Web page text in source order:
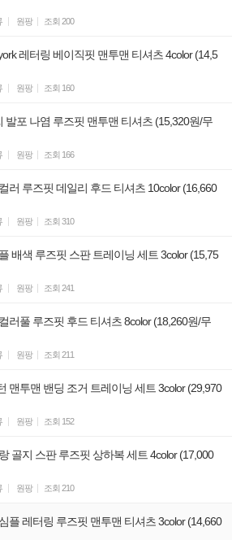
원팡 조회 200
레터링 베이직핏 맨투맨 티셔츠 4color (14,5
원팡 조회 160
발포 나염 루즈핏 맨투맨 티셔츠 (15,320원/무
원팡 조회 166
러 루즈핏 데일리 후드 티셔츠 10color (16,660
원팡 조회 310
배색 루즈핏 스판 트레이닝 세트 3color (15,75
원팡 조회 241
러풀 루즈핏 후드 티셔츠 8color (18,260원/무
원팡 조회 211
맨투맨 밴딩 조거 트레이닝 세트 3color (29,970
원팡 조회 152
골지 스판 루즈핏 상하복 세트 4color (17,000
원팡 조회 210
플 레터링 루즈핏 맨투맨 티셔츠 3color (14,660